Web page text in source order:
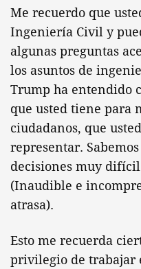
Me recuerdo que
Ingeniería Civil y
algunas preguntas
los asuntos de
Trump ha entendido
que usted tiene para
ciudadanos, que
representar.
decisiones muy
(Inaudible e
atrasa).
Esto me recuerda
privilegio de trabajar